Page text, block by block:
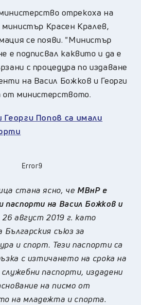
отрекоха на
министър Красен Кралев,
се появи. "Министър
е подписвал каквито и да е
с процедура по издаване
на Васил Божков и Георги
от министерството.
Георги Попов са имали
Error9
стана ясно, чеМВнР е
паспорти на Васил Божков и
26 август 2019 г. като
Българския съюз за
и спорт. Тези паспорти са
с изтичането на срока на
паспорти, издадени
на писмо от
на младежта и спорта.